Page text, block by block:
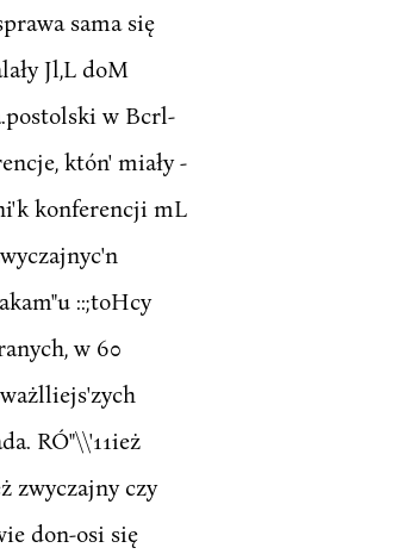
sama się
Jl,L doM
w Bcrl-
któn' miały -
konferencji mL
::;toHcy
w 60
RÓ"\\'11ież
zwyczajny czy
don-osi się